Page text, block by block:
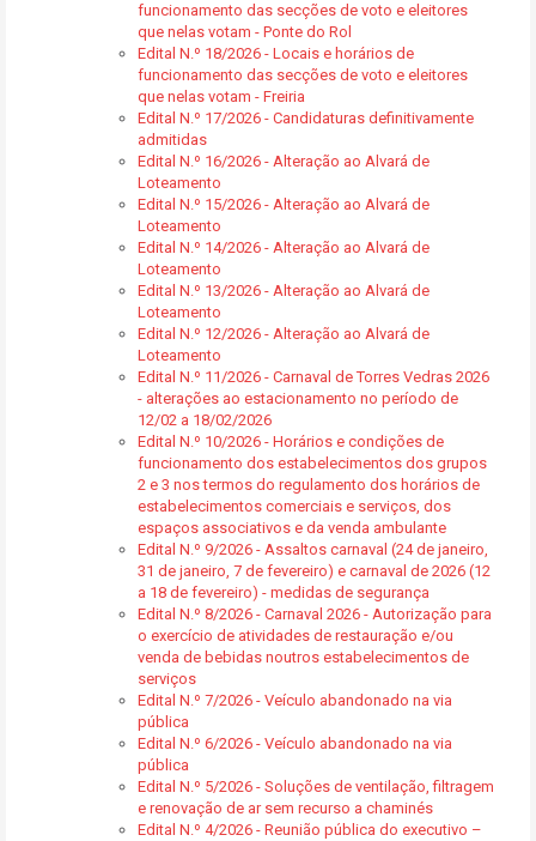
funcionamento das secções de voto e eleitores
que nelas votam - Ponte do Rol
Edital N.º 18/2026 - Locais e horários de
funcionamento das secções de voto e eleitores
que nelas votam - Freiria
Edital N.º 17/2026 - Candidaturas definitivamente
admitidas
Edital N.º 16/2026 - Alteração ao Alvará de
Loteamento
Edital N.º 15/2026 - Alteração ao Alvará de
Loteamento
Edital N.º 14/2026 - Alteração ao Alvará de
Loteamento
Edital N.º 13/2026 - Alteração ao Alvará de
Loteamento
Edital N.º 12/2026 - Alteração ao Alvará de
Loteamento
Edital N.º 11/2026 - Carnaval de Torres Vedras 2026
- alterações ao estacionamento no período de
12/02 a 18/02/2026
Edital N.º 10/2026 - Horários e condições de
funcionamento dos estabelecimentos dos grupos
2 e 3 nos termos do regulamento dos horários de
estabelecimentos comerciais e serviços, dos
espaços associativos e da venda ambulante
Edital N.º 9/2026 - Assaltos carnaval (24 de janeiro,
31 de janeiro, 7 de fevereiro) e carnaval de 2026 (12
a 18 de fevereiro) - medidas de segurança
Edital N.º 8/2026 - Carnaval 2026 - Autorização para
o exercício de atividades de restauração e/ou
venda de bebidas noutros estabelecimentos de
serviços
Edital N.º 7/2026 - Veículo abandonado na via
pública
Edital N.º 6/2026 - Veículo abandonado na via
pública
Edital N.º 5/2026 - Soluções de ventilação, filtragem
e renovação de ar sem recurso a chaminés
Edital N.º 4/2026 - Reunião pública do executivo –